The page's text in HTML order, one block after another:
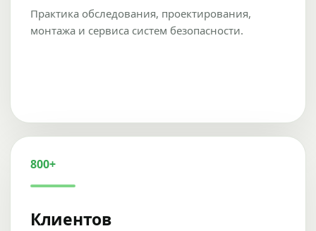
Практика обследования, проектирования,
монтажа и сервиса систем безопасности.
800+
Клиентов